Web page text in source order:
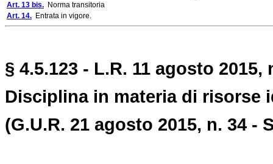
Art. 13 bis. Norma transitoria
Art. 14. Entrata in vigore.
§ 4.5.123 - L.R. 11 agosto 2015,
Disciplina in materia di risorse
(G.U.R. 21 agosto 2015, n. 34 -